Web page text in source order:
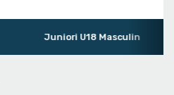
Juniori U18 Masculin